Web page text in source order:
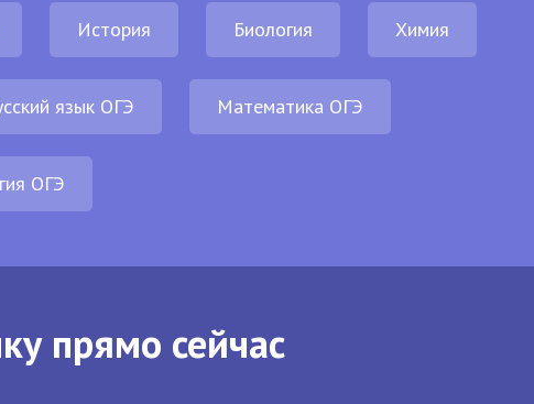
История Биология Химия
язык ОГЭ Математика ОГЭ
ОГЭ
прямо сейчас